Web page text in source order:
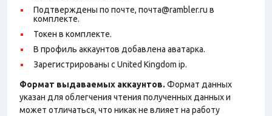
Подтверждены по почте, почта@rambler.ru в
комплекте.
Токен в комплекте.
В профиль аккаунтов добавлена аватарка.
Зарегистрированы с United Kingdom ip.
Формат выдаваемых аккаунтов. Формат данных
указан для облегчения чтения полученных данных и
может отличаться, что никак не влияет на работу